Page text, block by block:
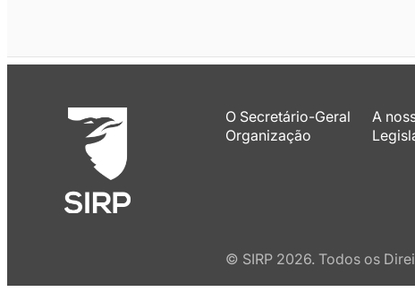
O Secretário-Geral
Organização
A
© SIRP 2026. Todos os